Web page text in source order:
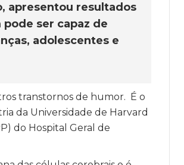
apresentou resultados
ser capaz de
adolescentes e
transtornos de humor. É o
da Universidade de Harvard
do Hospital Geral de